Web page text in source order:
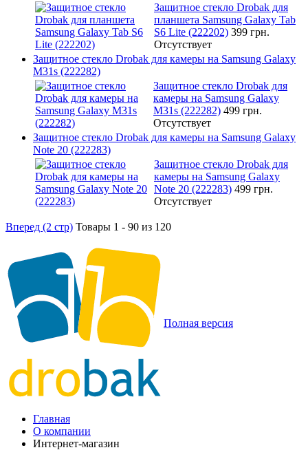
Защитное стекло Drobak для
планшета Samsung Galaxy Tab
S6 Lite (222202) 399 грн.
Отсутствует
Защитное стекло Drobak для камеры на Samsung Galaxy
M31s (222282)
Защитное стекло Drobak для
камеры на Samsung Galaxy
M31s (222282) 499 грн.
Отсутствует
Защитное стекло Drobak для камеры на Samsung Galaxy
Note 20 (222283)
Защитное стекло Drobak для
камеры на Samsung Galaxy
Note 20 (222283) 499 грн.
Отсутствует
Вперед (2 стр) Товары 1 - 90 из 120
Полная версия
Главная
О компании
Интернет-магазин